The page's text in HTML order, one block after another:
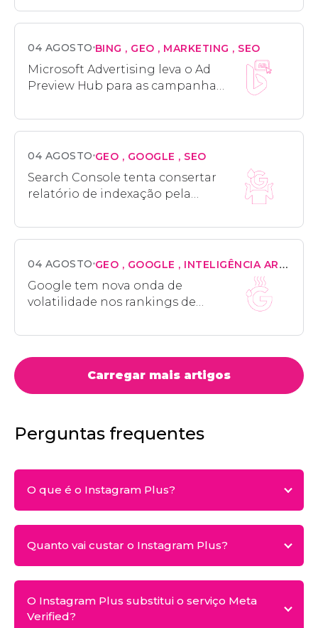
rede
04 AGOSTO BING GEO MARKETING SEO
Microsoft Advertising leva o Ad
Preview Hub para as campanhas
04 AGOSTO GEO GOOGLE SEO
Search Console tenta consertar
relatório de indexação pela
04 AGOSTO GEO GOOGLE INTELIGÊNCIA ARTIFICIAL
Google tem nova onda de
volatilidade nos rankings de
julho
Carregar mais artigos
Perguntas frequentes
O que é o Instagram Plus?
Quanto vai custar o Instagram Plus?
O Instagram Plus substitui o serviço Meta
Verified?